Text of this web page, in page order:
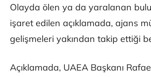
Olayda ölen ya da yaralanan
işaret edilen açıklamada, ajans
gelişmeleri yakından takip ettiği
Açıklamada, UAEA Başkanı